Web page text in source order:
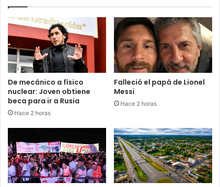
De mecánico a físico
nuclear: Joven obtiene
beca para ir a Rusia
Hace 2 horas
Falleció el papá de Lionel
Messi
Hace 2 horas